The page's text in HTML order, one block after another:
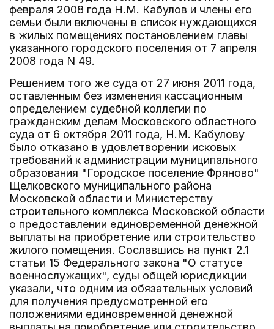
февраля 2008 года Н.М. Кабулов и члены его
семьи были включены в список нуждающихся
в жилых помещениях постановлением главы
указанного городского поселения от 7 апреля
2008 года N 49.
Решением того же суда от 27 июня 2011 года,
оставленным без изменения кассационным
определением судебной коллегии по
гражданским делам Московского областного
суда от 6 октября 2011 года, Н.М. Кабулову
было отказано в удовлетворении исковых
требований к администрации муниципального
образования "Городское поселение Фряново"
Щелковского муниципального района
Московской области и Министерству
строительного комплекса Московской области
о предоставлении единовременной денежной
выплаты на приобретение или строительство
жилого помещения. Сославшись на пункт 2.1
статьи 15 Федерального закона "О статусе
военнослужащих", суды общей юрисдикции
указали, что одним из обязательных условий
для получения предусмотренной его
положениями единовременной денежной